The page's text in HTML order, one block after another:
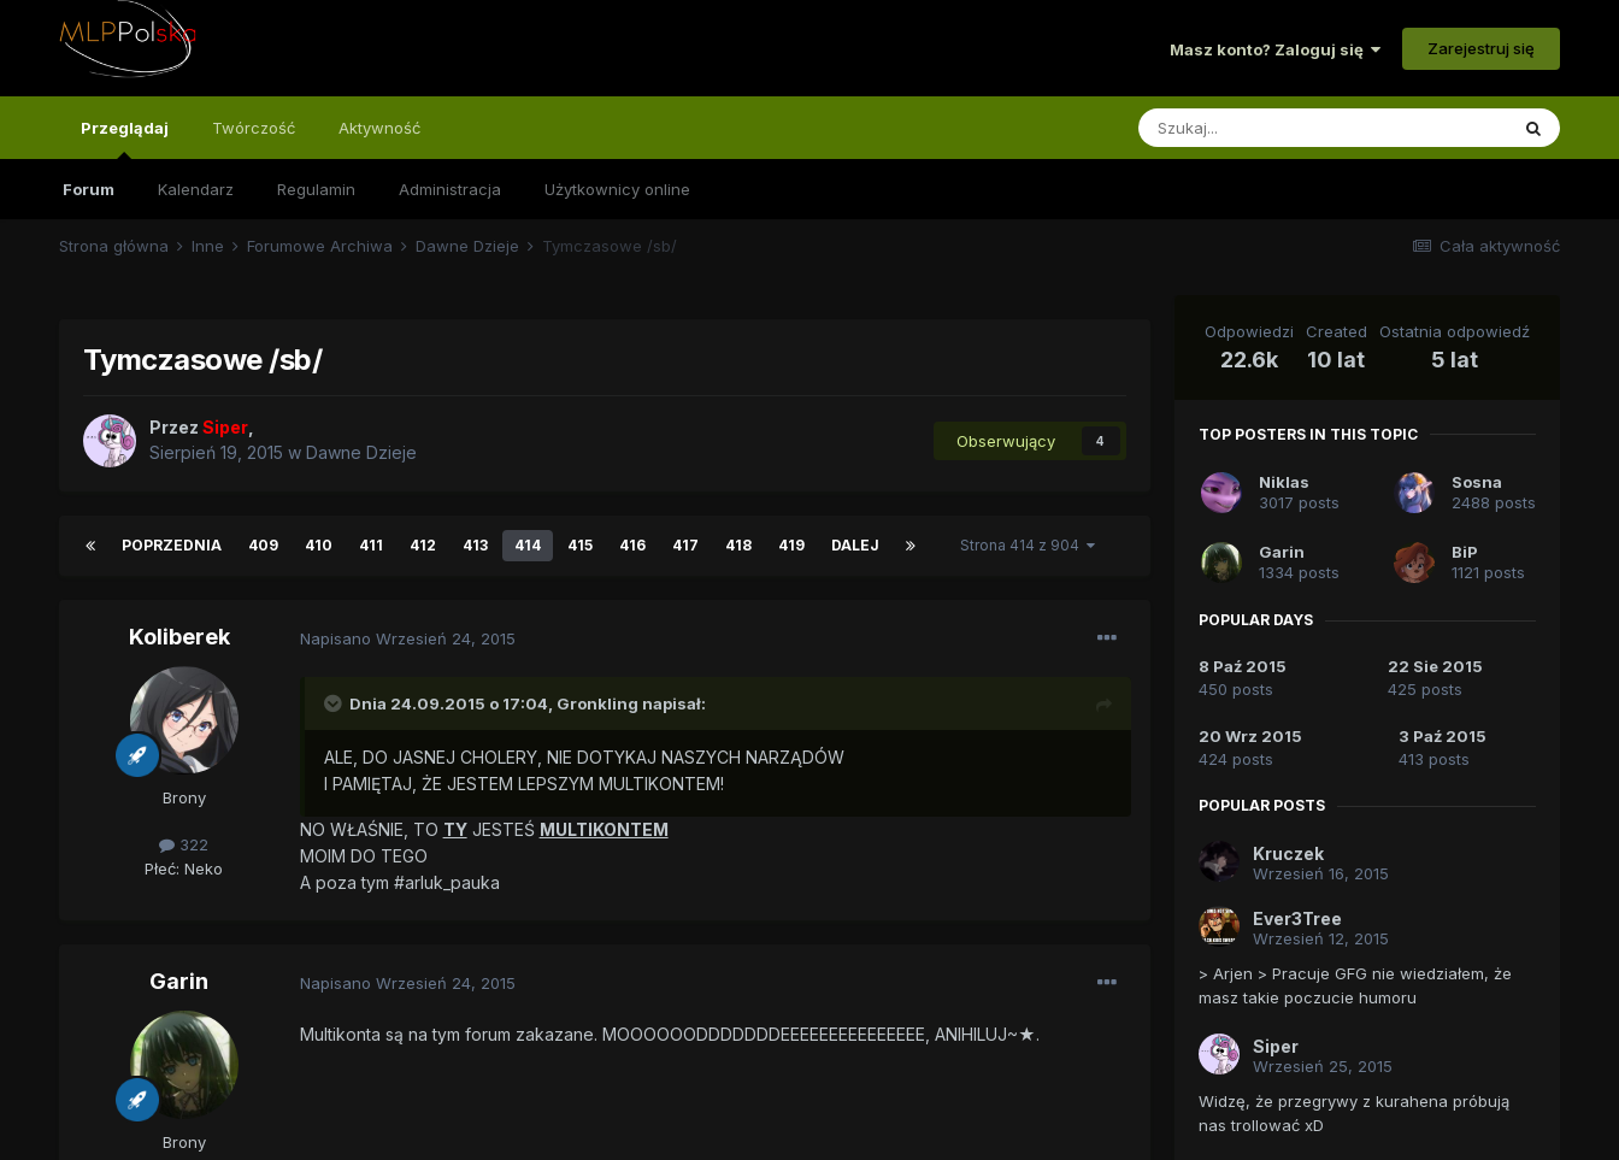
Masz konto? Zaloguj się Zarejestruj się
Przeglądaj
Forum Kalendarz Regulamin Administracja Użytkownicy online
Twórczość Aktywność
Cała aktywność
Strona główna Inne Forumowe Archiwa Dawne Dzieje Tymczasowe /sb/
Tymczasowe /sb/
Przez Siper,
Sierpień 19, 2015 w Dawne Dzieje
Obserwujący 4
POPRZEDNIA 409 410 411 412 413 414 415 416 417 418 419 DALEJ Strona 414 z 904
Koliberek
Brony
322
Płeć: Neko
Napisano Wrzesień 24, 2015
Dnia 24.09.2015 o 17:04, Gronkling napisał:
ALE, DO JASNEJ CHOLERY, NIE DOTYKAJ NASZYCH NARZĄDÓW
I PAMIĘTAJ, ŻE JESTEM LEPSZYM MULTIKONTEM!
NO WŁAŚNIE, TO TYJESTEŚ MULTIKONTEM
MOIM DO TEGO
A poza tym #arluk_pauka
Garin
Brony
Napisano Wrzesień 24, 2015
Multikonta są na tym forum zakazane. MOOOOOODDDDDDDEEEEEEEEEEEEEEE, ANIHILUJ~★.
Odpowiedzi
22.6k
Created
10 lat
Ostatnia odpowiedź
5 lat
TOP POSTERS IN THIS TOPIC
Niklas
3017 posts
Sosna
2488 posts
Garin
1334 posts
BiP
1121 posts
POPULAR DAYS
8 Paź 2015
450 posts
22 Sie 2015
425 posts
20 Wrz 2015
424 posts
3 Paź 2015
413 posts
POPULAR POSTS
Kruczek
Wrzesień 16, 2015
Ever3Tree
Wrzesień 12, 2015
> Arjen > Pracuje GFG nie wiedziałem, że
masz takie poczucie humoru
Siper
Wrzesień 25, 2015
Widzę, że przegrywy z kurahena próbują
nas trollować xD